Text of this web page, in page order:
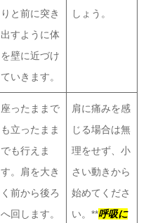
りと前に突き
出すように体
を壁に近づけ
ていきます。
しょう。
座ったままで
も立ったまま
でも行えま
す。肩を大き
く前から後ろ
へ回します。
肩に痛みを感
じる場合は無
理をせず、小
さい動きから
始めてくださ
い。**呼吸に